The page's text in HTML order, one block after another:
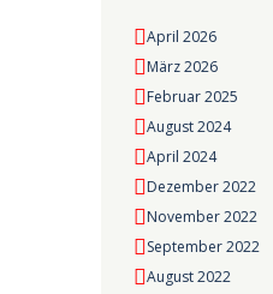
April 2026
März 2026
Februar 2025
August 2024
April 2024
Dezember 2022
November 2022
September 2022
August 2022